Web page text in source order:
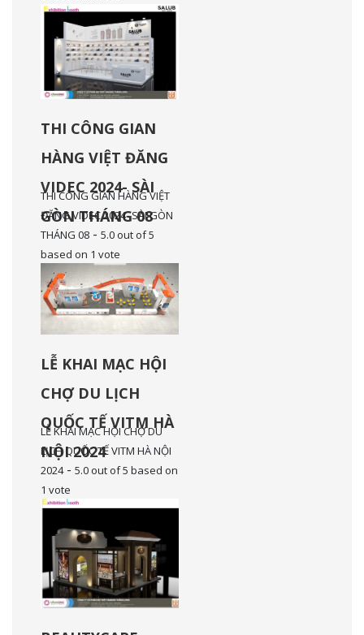
THI CÔNG GIAN
HÀNG VIỆT ĐĂNG
VIDEC 2024- SÀI
GÒN THÁNG 08
THI CÔNG GIAN HÀNG VIỆT
ĐĂNG VIDEC 2024- SÀI GÒN
THÁNG 08 - 5.0out of5
based on 1 vote
LỄ KHAI MẠC HỘI
CHỢ DU LỊCH
QUỐC TẾ VITM HÀ
NỘI 2024
LỄ KHAI MẠC HỘI CHỢ DU
LỊCH QUỐC TẾ VITM HÀ NỘI
2024- 5.0out of5 based on
1 vote